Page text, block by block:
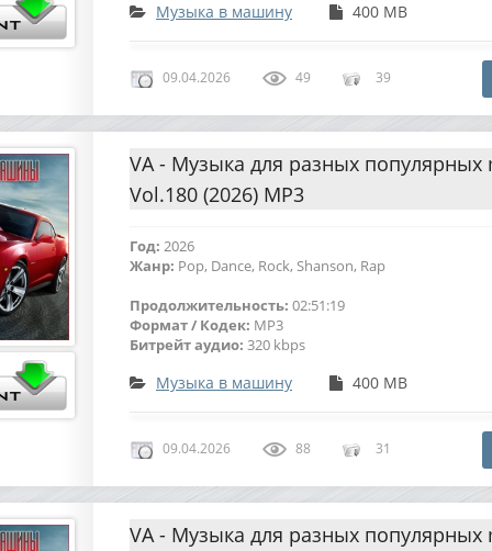
Музыка в машину 400 MB
09.04.2026 49 39
VA - Музыка для разных популярных
Vol.180 (2026) MP3
Год: 2026
Жанр: Pop, Dance, Rock, Shanson, Rap
Продолжительность: 02:51:19
Формат / Кодек: MP3
Битрейт аудио: 320 kbps
Музыка в машину 400 MB
09.04.2026 88 31
VA - Музыка для разных популярных